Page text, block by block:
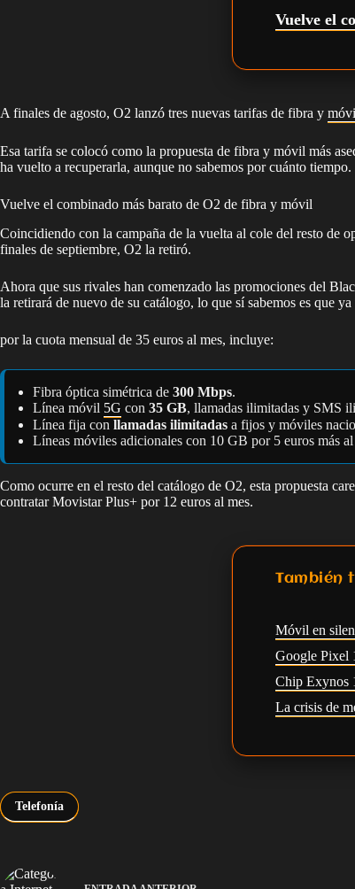
Vuelve el
A finales de agosto, O2 lanzó tres nuevas tarifas de fibra y
Esa tarifa se colocó como la propuesta de fibra y móvil más
ha vuelto a recuperarla, aunque no sabemos por cuánto tiempo.
Vuelve el combinado más barato de O2 de fibra y móvil
Coincidiendo con la campaña de la vuelta al cole del resto de
finales de septiembre, O2 la retiró.
Ahora que sus rivales han comenzado las promociones del
la retirará de nuevo de su catálogo, lo que sí sabemos es que
por la cuota mensual de 35 euros al mes, incluye:
Fibra óptica simétrica de 300 Mbps.
Línea móvil 5G con 35 GB, llamadas ilimitadas y SMS
Línea fija con llamadas ilimitadas a fijos y móviles
Líneas móviles adicionales con 10 GB por 5 euros más
Como ocurre en el resto del catálogo de O2, esta propuesta
contratar Movistar Plus+ por 12 euros al mes.
También
Móvil en
Google Pixel
Chip Exynos
La crisis de
Telefonía